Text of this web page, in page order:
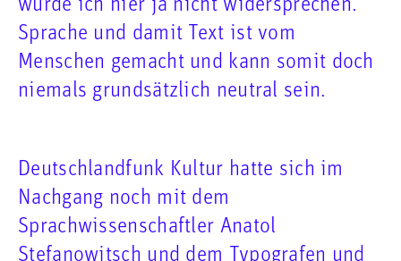
würde ich hier ja nicht widersprechen.
Sprache und damit Text ist vom
Menschen gemacht und kann somit doch
niemals grundsätzlich neutral sein.
Deutschlandfunk Kultur hatte sich im
Nachgang noch mit dem
Sprachwissenschaftler Anatol
Stefanowitsch und dem Typografen und